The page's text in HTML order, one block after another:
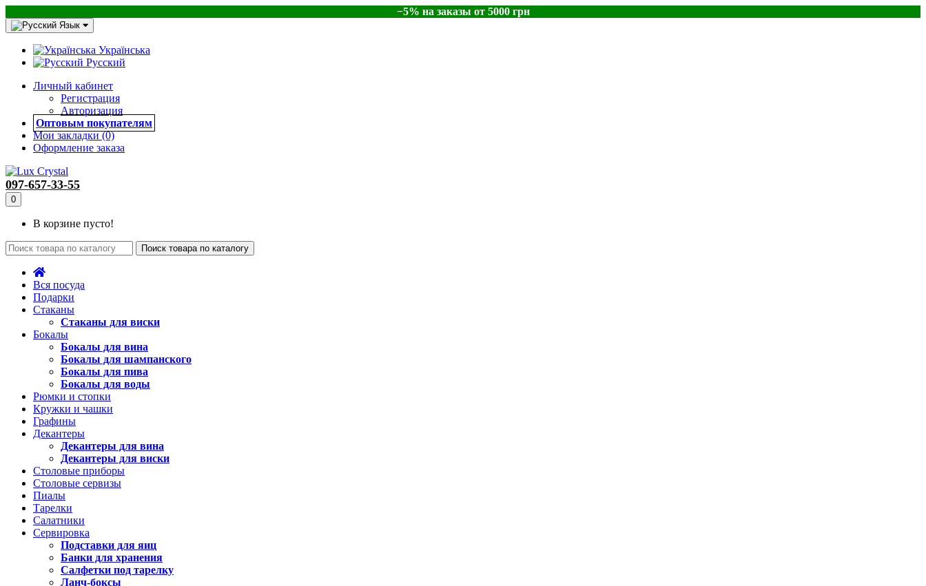
−5% на заказы от 5000 грн
Язык
Українська
Русский
Личный кабинет
Регистрация
Авторизация
Оптовым покупателям
Мои закладки (0)
Оформление заказа
097-657-33-55
0
В корзине пусто!
Поиск товара по каталогу
Вся посуда
Подарки
Стаканы
Стаканы для виски
Бокалы
Бокалы для вина
Бокалы для шампанского
Бокалы для пива
Бокалы для воды
Рюмки и стопки
Кружки и чашки
Графины
Декантеры
Декантеры для вина
Декантеры для виски
Столовые приборы
Столовые сервизы
Пиалы
Тарелки
Салатники
Сервировка
Подставки для яиц
Банки для хранения
Салфетки под тарелку
Ланч-боксы